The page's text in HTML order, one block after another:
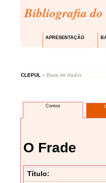
Bibliografia do
APRESENTAÇÃO
CLEPUL » Base de dados
Contos
O Frade
Título: